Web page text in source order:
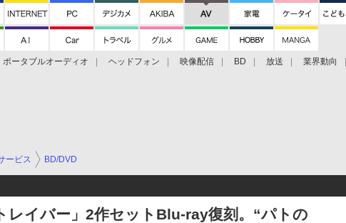
ポータブルオーディオ ヘッドフォン 映像配信 BD 放送 業界動向
ービス BD/DVD
レイバー」2作セットBlu-ray復刻。“パトの